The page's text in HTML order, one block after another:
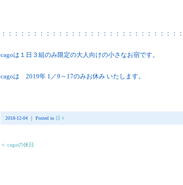
：：：：：：：：：：：：：：：：：：：：：：：：：：：：
cagoは１日３組のみ限定の大人向けの小さなお宿です。
cagoは 2019年 1／9～17のみお休み いたします。
2018-12-04 ｜ Posted in 日々
＜ cagoの休日